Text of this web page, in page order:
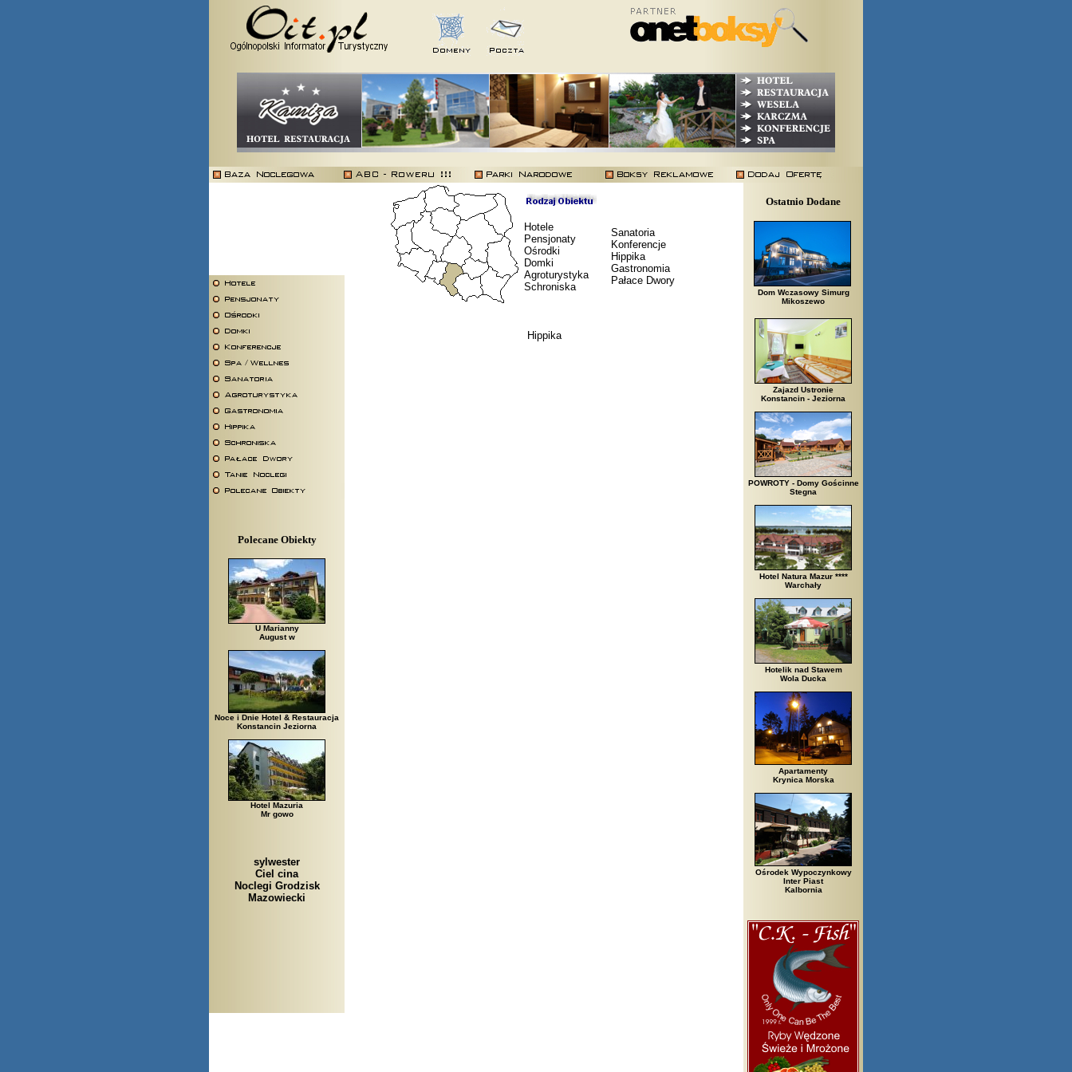
Polecane Obiekty
U Marianny
August w
Noce i Dnie Hotel & Restauracja
Konstancin Jeziorna
Hotel Mazuria
Mr gowo
sylwester
Ciel cina
Noclegi Grodzisk
Mazowiecki
Hotele
Pensjonaty
Ośrodki
Domki
Agroturystyka
Schroniska
Sanatoria
Konferencje
Hippika
Gastronomia
Pałace Dwory
Hippika
Arłamów, Augustów, Babice Stare, Bachanowo, Barczewo, Bardo, Białobrzegi, Białowieża, Bielsko Biała, Biały Bór, Biały Dunajec, Białystok,
Ostatnio Dodane
Dom Wczasowy Simurg
Mikoszewo
Zajazd Ustronie
Konstancin - Jeziorna
POWROTY - Domy Gościnne
Stegna
Hotel Natura Mazur ****
Warchały
Hotelik nad Stawem
Wola Ducka
Apartamenty
Krynica Morska
Ośrodek Wypoczynkowy
Inter Piast
Kalbornia